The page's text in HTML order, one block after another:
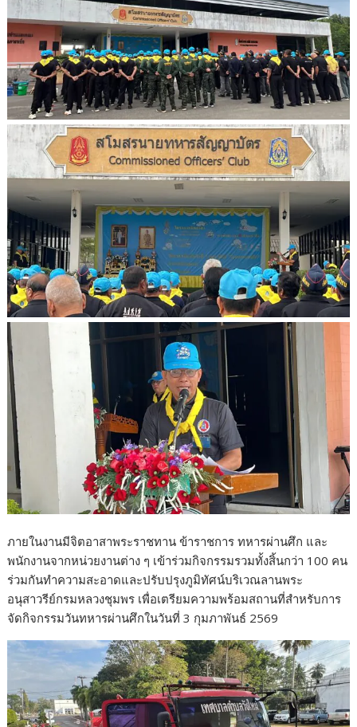
ภายในงานมีจิตอาสาพระราชทาน ข้าราชการ ทหารผ่านศึก และ
พนักงานจากหน่วยงานต่าง ๆ เข้าร่วมกิจกรรมรวมทั้งสิ้นกว่า 100 คน
ร่วมกันทำความสะอาดและปรับปรุงภูมิทัศน์บริเวณลานพระ
อนุสาวรีย์กรมหลวงชุมพร เพื่อเตรียมความพร้อมสถานที่สำหรับการ
จัดกิจกรรมวันทหารผ่านศึกในวันที่ 3 กุมภาพันธ์ 2569